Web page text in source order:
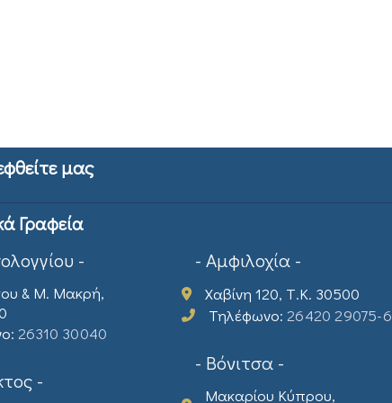
μας
Γραφεία
-
& Μ. Μακρή,
26310 30040
-
- Αμφιλοχία -
Χαβίνη 120, Τ.Κ. 30500
Τηλέφωνο:26420 29075-6
- Βόνιτσα -
Μακαρίου Κύπρου,